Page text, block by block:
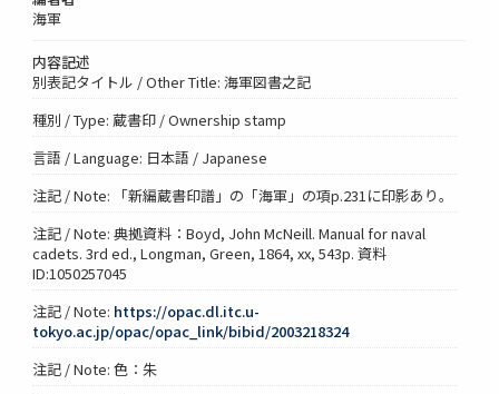
海軍
内容記述
別表記タイトル / Other Title: 海軍図書之記
種別 / Type: 蔵書印 / Ownership stamp
言語 / Language: 日本語 / Japanese
注記 / Note: 「新編蔵書印譜」の「海軍」の項p.231に印影あり。
注記 / Note: 典拠資料：Boyd, John McNeill. Manual for naval
cadets. 3rd ed., Longman, Green, 1864, xx, 543p. 資料
ID:1050257045
注記 / Note: https://opac.dl.itc.u-
tokyo.ac.jp/opac/opac_link/bibid/2003218324
注記 / Note: 色：朱